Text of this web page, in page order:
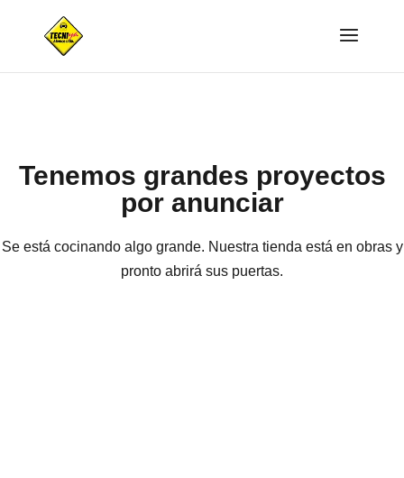
Tenemos grandes proyectos
por anunciar
Se está cocinando algo grande. Nuestra tienda está en obras y
pronto abrirá sus puertas.